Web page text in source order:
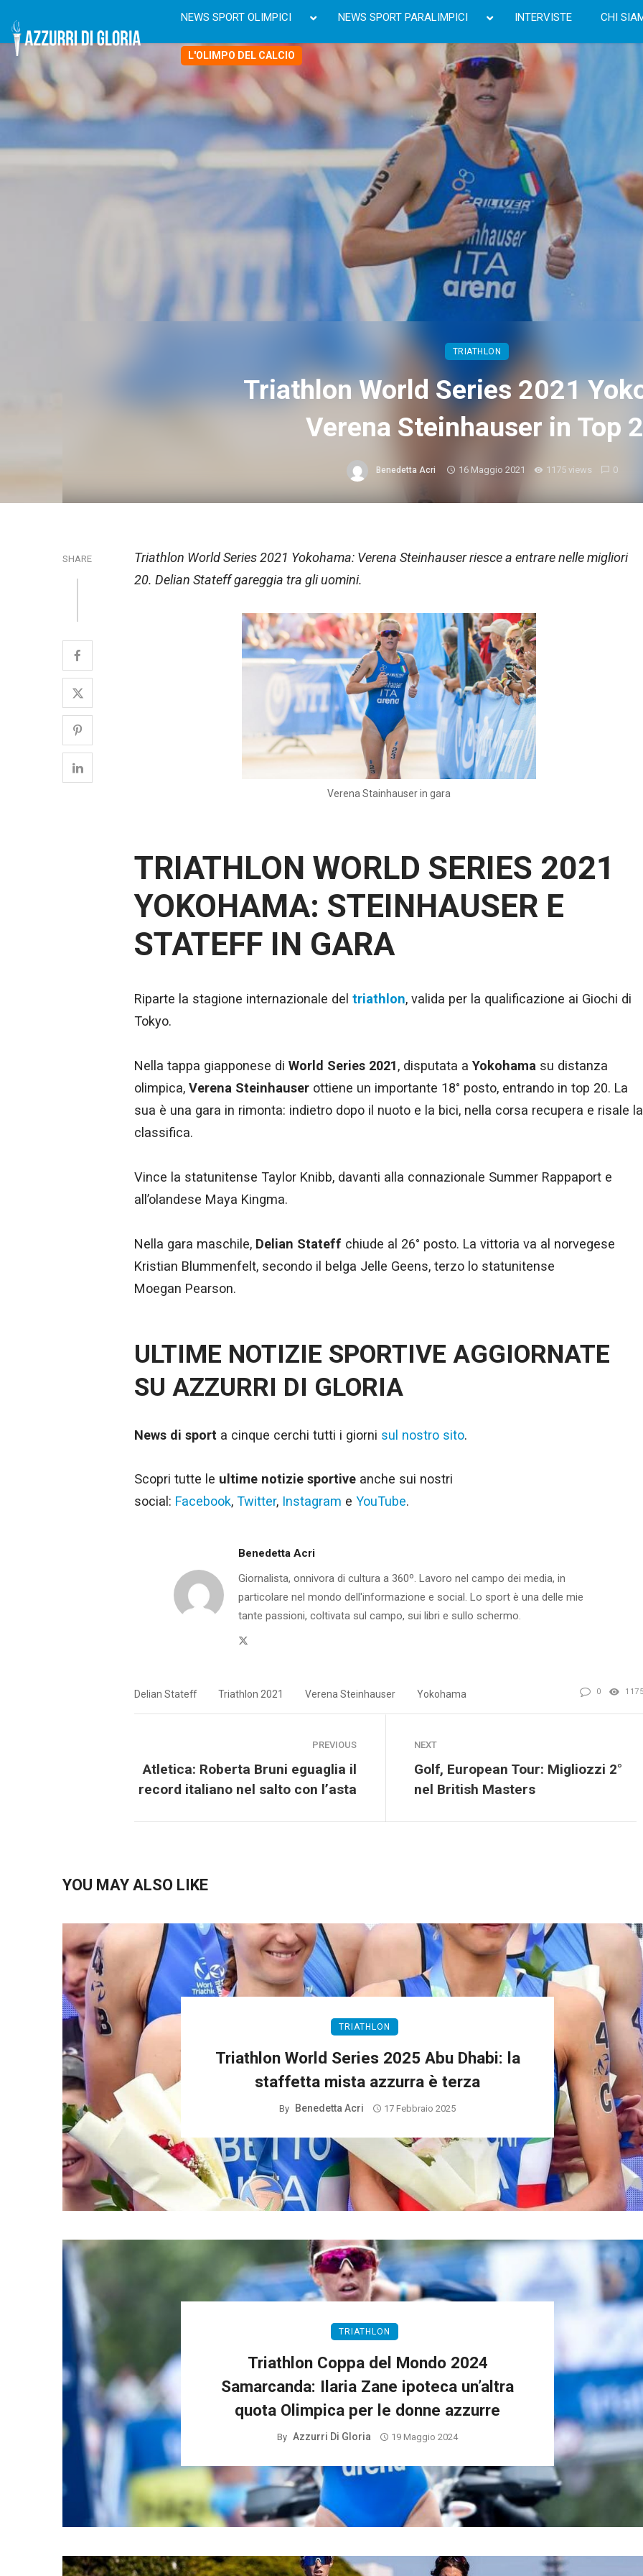
NEWS SPORT OLIMPICI NEWS SPORT PARALIMPICI INTERVISTE CHI
L'OLIMPO DEL CALCIO
TRIATHLON
Triathlon World Series 2021
Verena Steinhauser in Top
Benedetta Acri 16 Maggio 2021 1175 views 0
SHARE
Triathlon World Series 2021 Yokohama: Verena Steinhauser riesce a entrare nelle migliori
20. Delian Stateff gareggia tra gli uomini.
Verena Stainhauser in gara
TRIATHLON WORLD SERIES 2021
YOKOHAMA: STEINHAUSER E
STATEFF IN GARA
Riparte la stagione internazionale del triathlon, valida per la qualificazione ai Giochi di
Tokyo.
Nella tappa giapponese di World Series 2021, disputata a Yokohama su distanza
olimpica, Verena Steinhauser ottiene un importante 18° posto, entrando in top 20. La
sua è una gara in rimonta: indietro dopo il nuoto e la bici, nella corsa recupera e risale la
classifica.
Vince la statunitense Taylor Knibb, davanti alla connazionale Summer Rappaport e
all’olandese Maya Kingma.
Nella gara maschile, Delian Stateff chiude al 26° posto. La vittoria va al norvegese
Kristian Blummenfelt, secondo il belga Jelle Geens, terzo lo statunitense
Moegan Pearson.
ULTIME NOTIZIE SPORTIVE AGGIORNATE
SU AZZURRI DI GLORIA
News di sport a cinque cerchi tutti i giorni sul nostro sito.
Scopri tutte le ultime notizie sportive anche sui nostri
social: Facebook, Twitter, Instagram e YouTube.
Benedetta Acri
Giornalista, onnivora di cultura a 360º. Lavoro nel campo dei media, in
particolare nel mondo dell'informazione e social. Lo sport è una delle mie
tante passioni, coltivata sul campo, sui libri e sullo schermo.
Delian Stateff Triathlon 2021 Verena Steinhauser Yokohama 0 1175
PREVIOUS
Atletica: Roberta Bruni eguaglia il
record italiano nel salto con l’asta
NEXT
Golf, European Tour: Migliozzi 2°
nel British Masters
YOU MAY ALSO LIKE
TRIATHLON
Triathlon World Series 2025 Abu Dhabi: la
staffetta mista azzurra è terza
By Benedetta Acri 17 Febbraio 2025
TRIATHLON
Triathlon Coppa del Mondo 2024
Samarcanda: Ilaria Zane ipoteca un’altra
quota Olimpica per le donne azzurre
By Azzurri Di Gloria 19 Maggio 2024